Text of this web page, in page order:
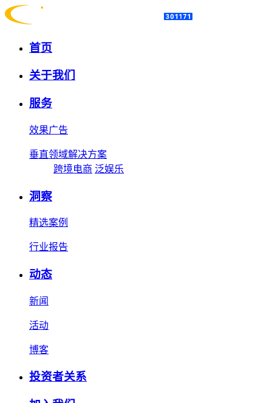
首页
关于我们
服务
效果广告
垂直领域解决方案
跨境电商 泛娱乐
洞察
精选案例
行业报告
动态
新闻
活动
博客
投资者关系